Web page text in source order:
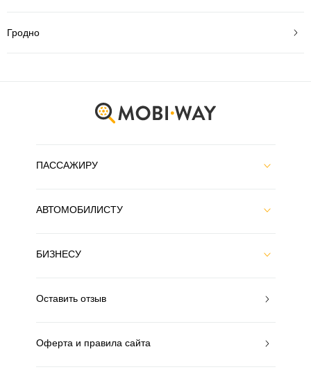
Гродно
ПАССАЖИРУ
АВТОМОБИЛИСТУ
БИЗНЕСУ
Оставить отзыв
Оферта и правила сайта